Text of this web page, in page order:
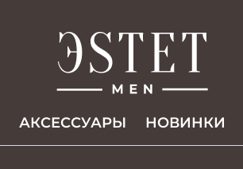
АКCЕССУАРЫ НОВИНКИ